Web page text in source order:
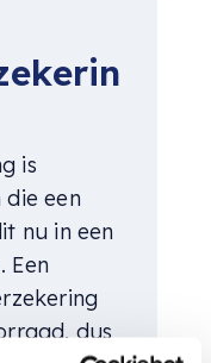
is
een
nu in een
Een
dus